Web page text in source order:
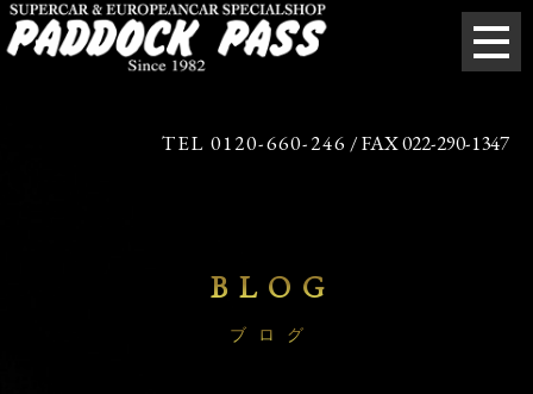
TEL 0120-660-246 / FAX 022-290-1347
BLOG
ブログ